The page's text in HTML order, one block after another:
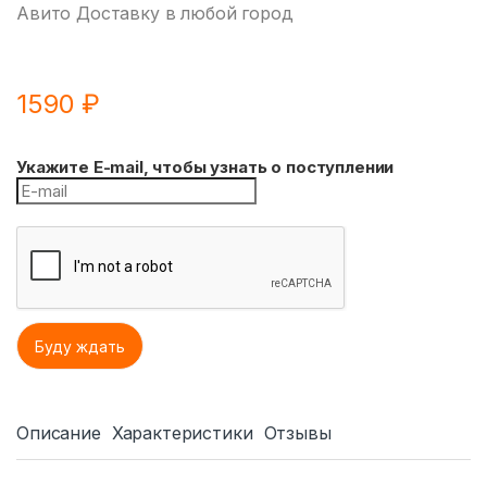
Авито Доставку в любой город
1590₽
Укажите E-mail, чтобы узнать о поступлении
Описание Характеристики Отзывы